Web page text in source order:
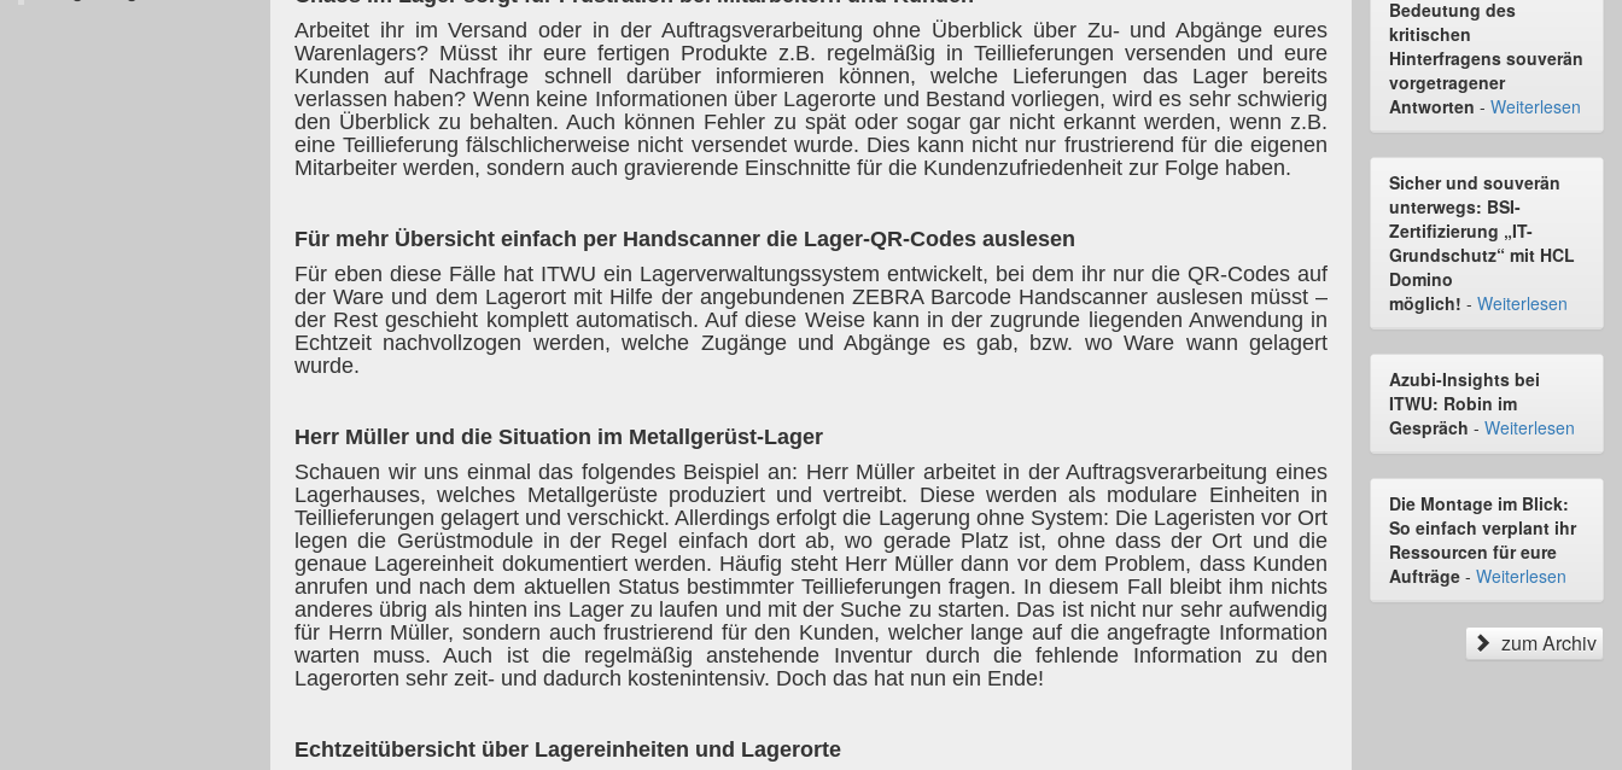
Arbeitet ihr im Versand oder in der Auftragsverarbeitung ohne Überblick über Zu- und Abgänge eures
Warenlagers? Müsst ihr eure fertigen Produkte z.B. regelmäßig in Teillieferungen versenden und eure
Kunden auf Nachfrage schnell darüber informieren können, welche Lieferungen das Lager bereits
verlassen haben? Wenn keine Informationen über Lagerorte und Bestand vorliegen, wird es sehr schwierig
den Überblick zu behalten. Auch können Fehler zu spät oder sogar gar nicht erkannt werden, wenn z.B.
eine Teillieferung fälschlicherweise nicht versendet wurde. Dies kann nicht nur frustrierend für die eigenen
Mitarbeiter werden, sondern auch gravierende Einschnitte für die Kundenzufriedenheit zur Folge haben.
Für mehr Übersicht einfach per Handscanner die Lager-QR-Codes auslesen
Für eben diese Fälle hat ITWU ein Lagerverwaltungssystem entwickelt, bei dem ihr nur die QR-Codes auf
der Ware und dem Lagerort mit Hilfe der angebundenen ZEBRA Barcode Handscanner auslesen müsst –
der Rest geschieht komplett automatisch. Auf diese Weise kann in der zugrunde liegenden Anwendung in
Echtzeit nachvollzogen werden, welche Zugänge und Abgänge es gab, bzw. wo Ware wann gelagert
wurde.
Herr Müller und die Situation im Metallgerüst-Lager
Schauen wir uns einmal das folgendes Beispiel an: Herr Müller arbeitet in der Auftragsverarbeitung eines
Lagerhauses, welches Metallgerüste produziert und vertreibt. Diese werden als modulare Einheiten in
Teillieferungen gelagert und verschickt. Allerdings erfolgt die Lagerung ohne System: Die Lageristen vor Ort
legen die Gerüstmodule in der Regel einfach dort ab, wo gerade Platz ist, ohne dass der Ort und die
genaue Lagereinheit dokumentiert werden. Häufig steht Herr Müller dann vor dem Problem, dass Kunden
anrufen und nach dem aktuellen Status bestimmter Teillieferungen fragen. In diesem Fall bleibt ihm nichts
anderes übrig als hinten ins Lager zu laufen und mit der Suche zu starten. Das ist nicht nur sehr aufwendig
für Herrn Müller, sondern auch frustrierend für den Kunden, welcher lange auf die angefragte Information
warten muss. Auch ist die regelmäßig anstehende Inventur durch die fehlende Information zu den
Lagerorten sehr zeit- und dadurch kostenintensiv. Doch das hat nun ein Ende!
Echtzeitübersicht über Lagereinheiten und Lagerorte
Bedeutung des
kritischen
Hinterfragens souverän
vorgetragener
Antworten - Weiterlesen
Sicher und souverän
unterwegs: BSI-
Zertifizierung „IT-
Grundschutz“ mit HCL
Domino
möglich! - Weiterlesen
Azubi-Insights bei
ITWU: Robin im
Gespräch - Weiterlesen
Die Montage im Blick:
So einfach verplant ihr
Ressourcen für eure
Aufträge - Weiterlesen
zum Archiv